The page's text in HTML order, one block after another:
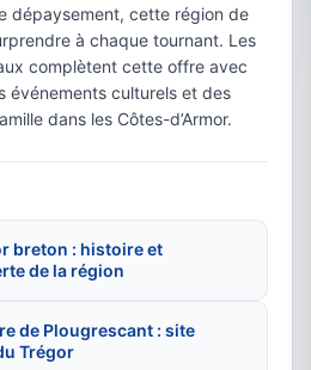
dépaysement, cette région de
à chaque tournant. Les
complètent cette offre avec
événements culturels et des
dans les Côtes-d’Armor.
breton : histoire et
de la région
de Plougrescant : site
Trégor